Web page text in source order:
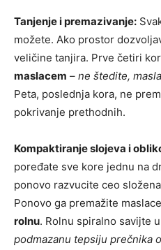
Tanjenje i premazivanje:
možete. Ako prostor
veličine tanjira. Prve četiri
maslacem – ne štedite,
Peta, poslednja kora, ne
pokrivanje prethodnih.
Kompaktiranje slojeva i
poređate sve kore jednu na
ponovo razvucite ceo
Ponovo ga premažite
rolnu. Rolnu spiralno savijte
podmazanu tepsiju prečnika